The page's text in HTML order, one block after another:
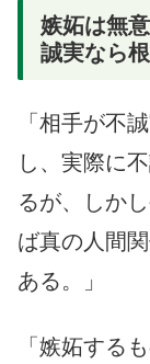
嫉妬は無
誠実なら
「相手が不
し、実際に
るが、しか
ば真の人間
ある。」
「嫉妬する